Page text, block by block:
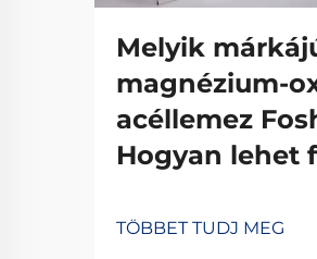
Melyik
magnézium-
acéllemez
Hogyan lehet
TÖBBET TUDJ MEG